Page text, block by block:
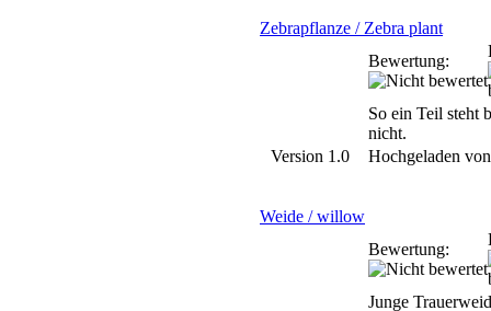
Zebrapflanze / Zebra plant
Bewertung:
So ein Teil steht
nicht.
Version 1.0
Hochgeladen
Weide / willow
Bewertung:
Junge